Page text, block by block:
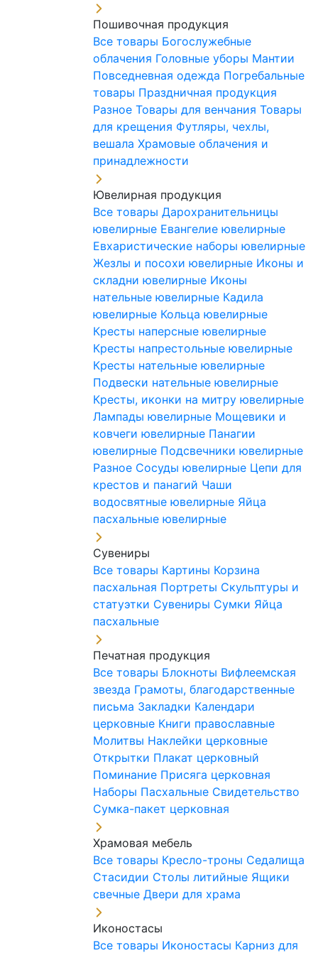
Пошивочная продукция
Все товары Богослужебные
облачения Головные уборы Мантии
Повседневная одежда Погребальные
товары Праздничная продукция
Разное Товары для венчания Товары
для крещения Футляры, чехлы,
вешала Храмовые облачения и
принадлежности
Ювелирная продукция
Все товары Дарохранительницы
ювелирные Евангелие ювелирные
Евхаристические наборы ювелирные
Жезлы и посохи ювелирные Иконы и
складни ювелирные Иконы
нательные ювелирные Кадила
ювелирные Кольца ювелирные
Кресты наперсные ювелирные
Кресты напрестольные ювелирные
Кресты нательные ювелирные
Подвески нательные ювелирные
Кресты, иконки на митру ювелирные
Лампады ювелирные Мощевики и
ковчеги ювелирные Панагии
ювелирные Подсвечники ювелирные
Разное Сосуды ювелирные Цепи для
крестов и панагий Чаши
водосвятные ювелирные Яйца
пасхальные ювелирные
Сувениры
Все товары Картины Корзина
пасхальная Портреты Скульптуры и
статуэтки Сувениры Сумки Яйца
пасхальные
Печатная продукция
Все товары Блокноты Вифлеемская
звезда Грамоты, благодарственные
письма Закладки Календари
церковные Книги православные
Молитвы Наклейки церковные
Открытки Плакат церковный
Поминание Присяга церковная
Наборы Пасхальные Свидетельство
Сумка-пакет церковная
Храмовая мебель
Все товары Кресло-троны Седалища
Стасидии Столы литийные Ящики
свечные Двери для храма
Иконостасы
Все товары Иконостасы Карниз для